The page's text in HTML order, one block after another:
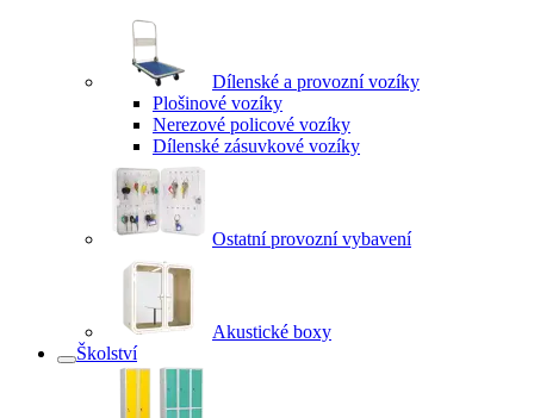
Dílenské a provozní vozíky
Plošinové vozíky
Nerezové policové vozíky
Dílenské zásuvkové vozíky
Ostatní provozní vybavení
Akustické boxy
Školství